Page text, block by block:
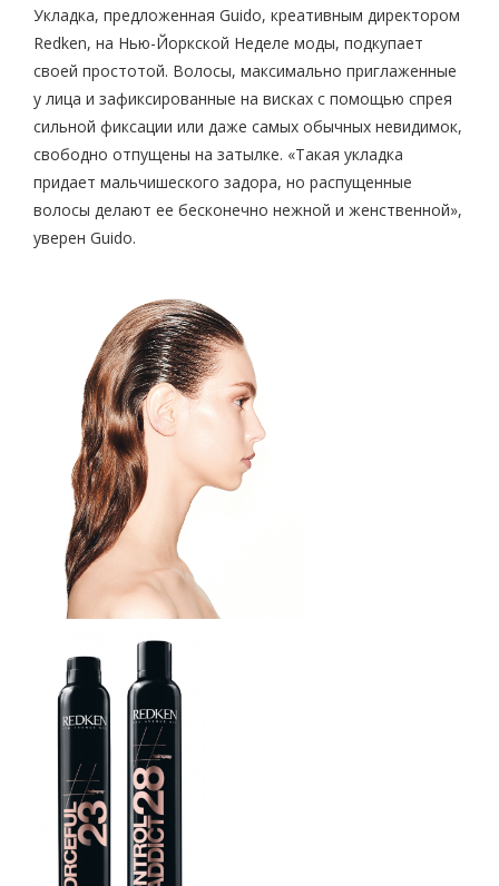
Укладка, предложенная Guido, креативным директором
Redken, на Нью-Йоркской Неделе моды, подкупает
своей простотой. Волосы, максимально приглаженные
у лица и зафиксированные на висках с помощью спрея
сильной фиксации или даже самых обычных невидимок,
свободно отпущены на затылке. «Такая укладка
придает мальчишеского задора, но распущенные
волосы делают ее бесконечно нежной и женственной»,
уверен Guido.